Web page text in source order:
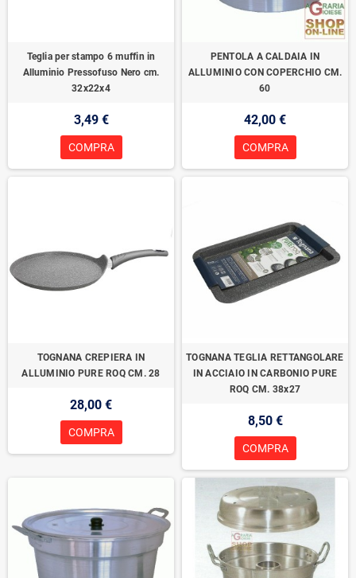
Teglia per stampo 6 muffin in
Alluminio Pressofuso Nero cm.
32x22x4
3,49 €
COMPRA
PENTOLA A CALDAIA IN
ALLUMINIO CON COPERCHIO CM.
60
42,00 €
COMPRA
TOGNANA CREPIERA IN
ALLUMINIO PURE ROQ CM. 28
28,00 €
COMPRA
TOGNANA TEGLIA RETTANGOLARE
IN ACCIAIO IN CARBONIO PURE
ROQ CM. 38x27
8,50 €
COMPRA